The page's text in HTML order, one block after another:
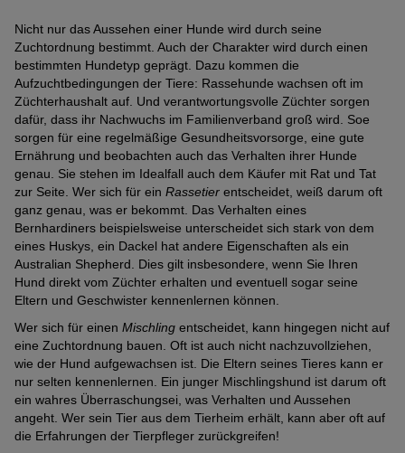
Nicht nur das Aussehen einer Hunde wird durch seine
Zuchtordnung bestimmt. Auch der Charakter wird durch einen
bestimmten Hundetyp geprägt. Dazu kommen die
Aufzuchtbedingungen der Tiere: Rassehunde wachsen oft im
Züchterhaushalt auf. Und verantwortungsvolle Züchter sorgen
dafür, dass ihr Nachwuchs im Familienverband groß wird. Soe
sorgen für eine regelmäßige Gesundheitsvorsorge, eine gute
Ernährung und beobachten auch das Verhalten ihrer Hunde
genau. Sie stehen im Idealfall auch dem Käufer mit Rat und Tat
zur Seite. Wer sich für ein Rassetier entscheidet, weiß darum oft
ganz genau, was er bekommt. Das Verhalten eines
Bernhardiners beispielsweise unterscheidet sich stark von dem
eines Huskys, ein Dackel hat andere Eigenschaften als ein
Australian Shepherd. Dies gilt insbesondere, wenn Sie Ihren
Hund direkt vom Züchter erhalten und eventuell sogar seine
Eltern und Geschwister kennenlernen können.
Wer sich für einen Mischling entscheidet, kann hingegen nicht auf
eine Zuchtordnung bauen. Oft ist auch nicht nachzuvollziehen,
wie der Hund aufgewachsen ist. Die Eltern seines Tieres kann er
nur selten kennenlernen. Ein junger Mischlingshund ist darum oft
ein wahres Überraschungsei, was Verhalten und Aussehen
angeht. Wer sein Tier aus dem Tierheim erhält, kann aber oft auf
die Erfahrungen der Tierpfleger zurückgreifen!